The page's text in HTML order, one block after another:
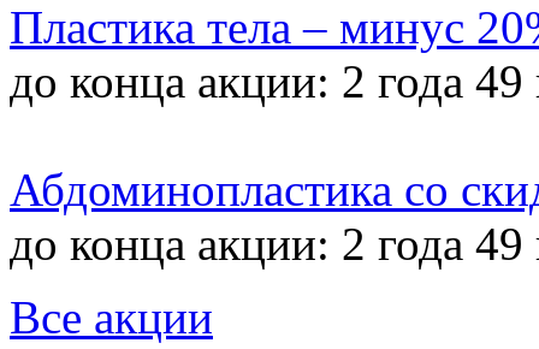
Пластика тела – минус
до конца акции: 2 года 49
Абдоминопластика со
до конца акции: 2 года 49
Все акции